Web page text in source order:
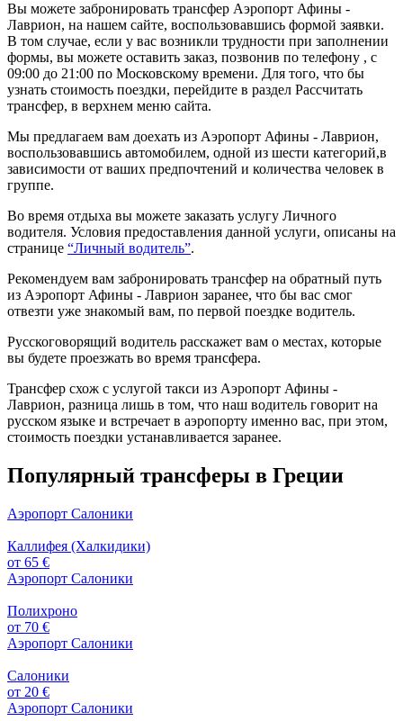
Вы можете забронировать трансфер Аэропорт Афины -
Лаврион, на нашем сайте, воспользовавшись формой заявки.
В том случае, если у вас возникли трудности при заполнении
формы, вы можете оставить заказ, позвонив по телефону , с
09:00 до 21:00 по Московскому времени. Для того, что бы
узнать стоимость поездки, перейдите в раздел Рассчитать
трансфер, в верхнем меню сайта.
Мы предлагаем вам доехать из Аэропорт Афины - Лаврион,
воспользовавшись автомобилем, одной из шести категорий,в
зависимости от ваших предпочтений и количества человек в
группе.
Во время отдыха вы можете заказать услугу Личного
водителя. Условия предоставления данной услуги, описаны на
странице “Личный водитель”.
Рекомендуем вам забронировать трансфер на обратный путь
из Аэропорт Афины - Лаврион заранее, что бы вас смог
отвезти уже знакомый вам, по первой поездке водитель.
Русскоговорящий водитель расскажет вам о местах, которые
вы будете проезжать во время трансфера.
Трансфер схож с услугой такси из Аэропорт Афины -
Лаврион, разница лишь в том, что наш водитель говорит на
русском языке и встречает в аэропорту именно вас, при этом,
стоимость поездки устанавливается заранее.
Популярный трансферы в Греции
Аэропорт Салоники
Каллифея (Халкидики)
от 65 €
Аэропорт Салоники
Полихроно
от 70 €
Аэропорт Салоники
Салоники
от 20 €
Аэропорт Салоники